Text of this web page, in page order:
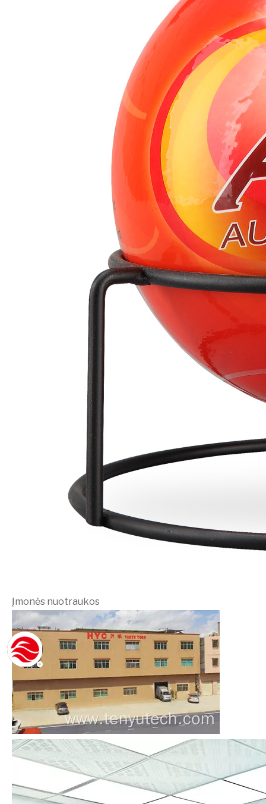
Įmonės nuotraukos